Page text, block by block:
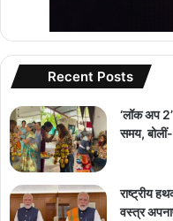
Recent Posts
‘लॉक अप 2’
समय,
राष्ट्रीय
वस्त्र